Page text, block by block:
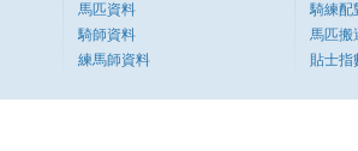
馬匹資料
騎師資料
練馬師資料
騎練配
馬匹搬
貼士指